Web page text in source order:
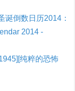
诞倒数日历2014：
2014 -
纯粹的恐怖